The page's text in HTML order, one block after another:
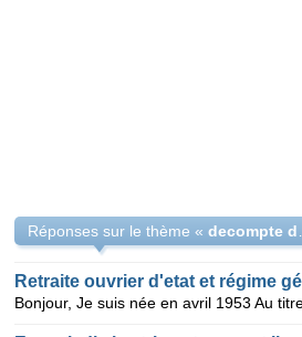
Réponses sur le thème «